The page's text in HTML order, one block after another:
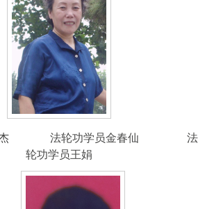
淑杰 法轮功学员金春仙 法
轮功学员王娟